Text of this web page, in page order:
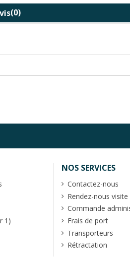
(0)
1)
NOS SERVICES
Contactez-nous
Rendez-nous visite
Commande
Frais de port
Transporteurs
Rétractation